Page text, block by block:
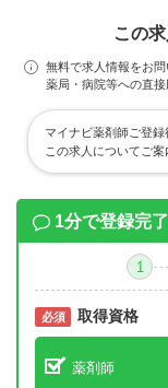
この
無料で求人情報をお問
薬局・病院等への直
マイナビ薬剤師ご登
この求人についてご案
1分で登録完了
1
必須 取得資格
薬剤師